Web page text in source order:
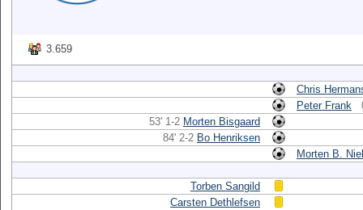
3.659
Chris
Peter Frank
53' 1-2 Morten Bisgaard
84' 2-2 Bo Henriksen
Morten B.
Torben Sangild
Carsten Dethlefsen